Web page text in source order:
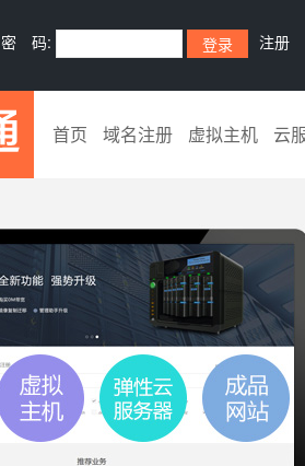
密 码: 注册
首页 域名注册 虚拟主机 云